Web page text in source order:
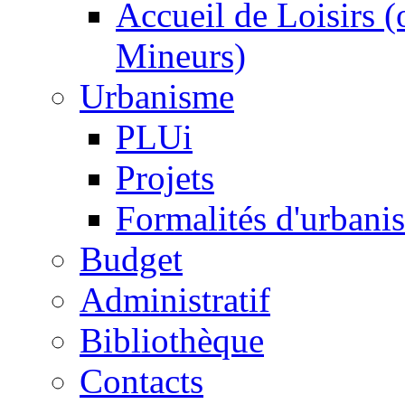
Accueil de Loisirs
Mineurs)
Urbanisme
PLUi
Projets
Formalités
Budget
Administratif
Bibliothèque
Contacts